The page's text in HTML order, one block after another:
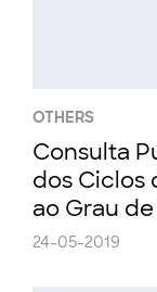
OTHERS
Consulta
dos Ciclos
ao Grau
24-05-2019